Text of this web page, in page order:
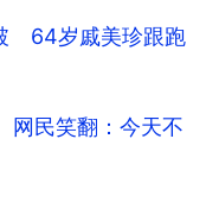
64岁戚美珍跟跑
网民笑翻：今天不